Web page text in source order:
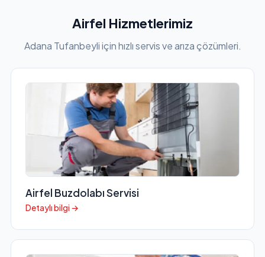
Airfel Hizmetlerimiz
Adana Tufanbeyli için hızlı servis ve arıza çözümleri.
Airfel Buzdolabı Servisi
Detaylı bilgi →